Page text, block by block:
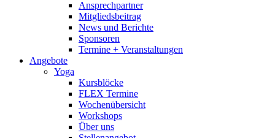
Ansprechpartner
Mitgliedsbeitrag
News und Berichte
Sponsoren
Termine + Veranstaltungen
Angebote
Yoga
Kursblöcke
FLEX Termine
Wochenübersicht
Workshops
Über uns